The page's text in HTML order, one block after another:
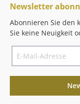
Newsletter
Abonnieren Sie den
Sie keine Neuigkeit